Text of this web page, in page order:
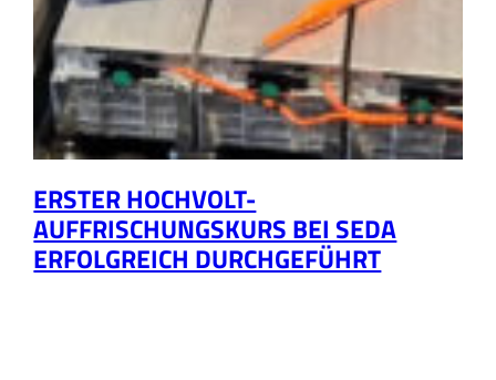
ERSTER HOCHVOLT-
AUFFRISCHUNGSKURS BEI SEDA
ERFOLGREICH DURCHGEFÜHRT